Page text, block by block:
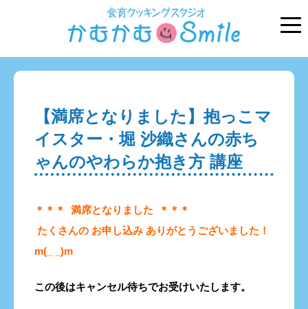
【満席となりました】抱っこマ
イスター・堀 沙織さんの赤ち
ゃんのやわらか抱き方 講座
＊＊＊ 満席となりました ＊＊＊
たくさんの お申し込み ありがとうございました！
m(_ _)m
この後はキャンセル待ちでお受けいたします。